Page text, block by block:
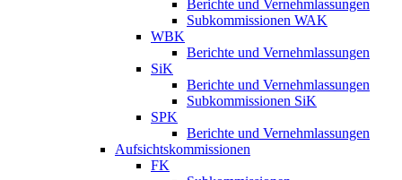
Berichte und Vernehmlassungen
Subkommissionen WAK
WBK
Berichte und Vernehmlassungen
SiK
Berichte und Vernehmlassungen
Subkommissionen SiK
SPK
Berichte und Vernehmlassungen
Aufsichtskommissionen
FK